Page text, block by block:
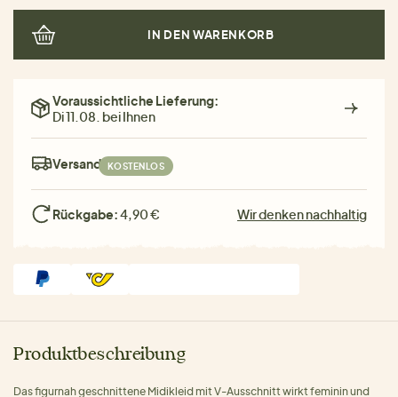
IN DEN WARENKORB
Voraussichtliche Lieferung:
Di 11.08. bei Ihnen
Versand: KOSTENLOS
Rückgabe:4,90 € Wir denken nachhaltig
Produktbeschreibung
Das figurnah geschnittene Midikleid mit V-Ausschnitt wirkt feminin und